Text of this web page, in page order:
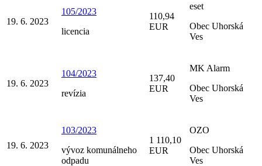
19. 6. 2023
105/2023
licencia
110,94
EUR
eset
Obec Uhorská
Ves
19. 6. 2023
104/2023
revízia
137,40
EUR
MK Alarm
Obec Uhorská
Ves
19. 6. 2023
103/2023
vývoz komunálneho
odpadu
1 110,10
EUR
OZO
Obec Uhorská
Ves